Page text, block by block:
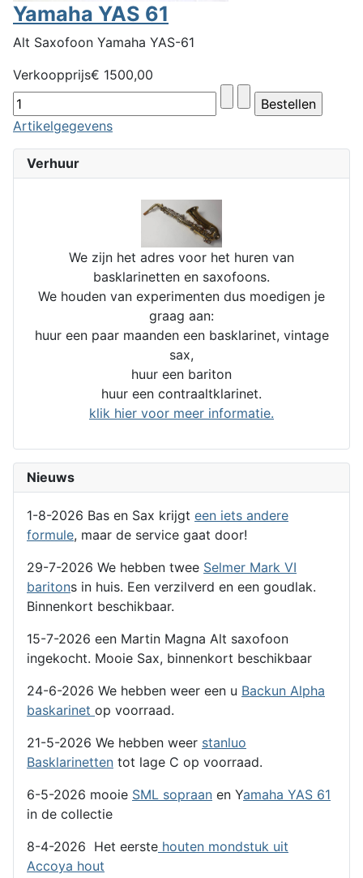
Verhuur
We zijn het adres voor het huren van
basklarinetten en saxofoons.
We houden van experimenten dus moedigen je
graag aan:
huur een paar maanden een basklarinet, vintage
sax,
huur een bariton
huur een contraaltklarinet.
klik hier voor meer informatie.
Nieuws
1-8-2026 Bas en Sax krijgt een iets andere
formule, maar de service gaat door!
29-7-2026 We hebben twee Selmer Mark VI
baritons in huis. Een verzilverd en een goudlak.
Binnenkort beschikbaar.
15-7-2026 een Martin Magna Alt saxofoon
ingekocht. Mooie Sax, binnenkort beschikbaar
24-6-2026 We hebben weer een u Backun Alpha
baskarinet op voorraad.
21-5-2026 We hebben weer stanluo
Basklarinetten tot lage C op voorraad.
6-5-2026 mooie SML sopraan en Yamaha YAS 61
in de collectie
8-4-2026 Het eerste houten mondstuk uit
Accoya hout
Yamaha YAS 61
Alt Saxofoon Yamaha YAS-61
Verkoopprijs€ 1500,00
Artikelgegevens